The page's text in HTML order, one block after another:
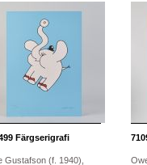
Färgserigrafi
Gustafson (f. 1940),